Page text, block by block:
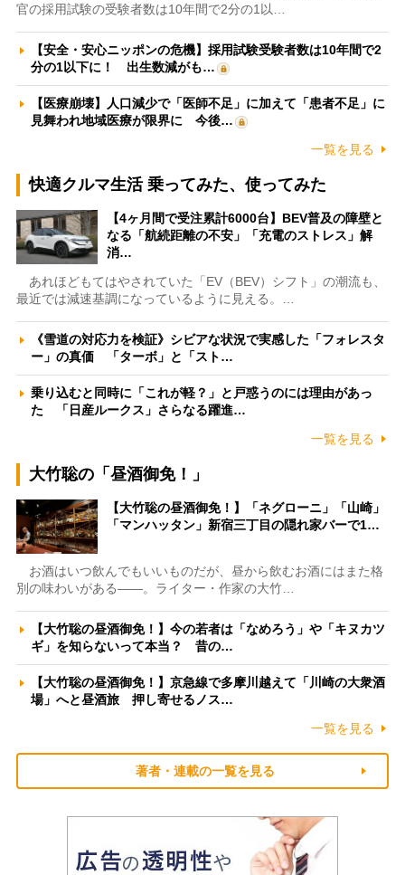
官の採用試験の受験者数は10年間で2分の1以…
【安全・安心ニッポンの危機】採用試験受験者数は10年間で2
分の1以下に！ 出生数減がも…
【医療崩壊】人口減少で「医師不足」に加えて「患者不足」に
見舞われ地域医療が限界に 今後…
一覧を見る
快適クルマ生活 乗ってみた、使ってみた
【4ヶ月間で受注累計6000台】BEV普及の障壁と
なる「航続距離の不安」「充電のストレス」解
消…
あれほどもてはやされていた「EV（BEV）シフト」の潮流も、
最近では減速基調になっているように見える。…
《雪道の対応力を検証》シビアな状況で実感した「フォレスタ
ー」の真価 「ターボ」と「スト…
乗り込むと同時に「これが軽？」と戸惑うのには理由があっ
た 「日産ルークス」さらなる躍進…
一覧を見る
大竹聡の「昼酒御免！」
【大竹聡の昼酒御免！】「ネグローニ」「山崎」
「マンハッタン」新宿三丁目の隠れ家バーで1…
お酒はいつ飲んでもいいものだが、昼から飲むお酒にはまた格
別の味わいがある――。ライター・作家の大竹…
【大竹聡の昼酒御免！】今の若者は「なめろう」や「キヌカツ
ギ」を知らないって本当？ 昔の…
【大竹聡の昼酒御免！】京急線で多摩川越えて「川崎の大衆酒
場」へと昼酒旅 押し寄せるノス…
一覧を見る
著者・連載の一覧を見る